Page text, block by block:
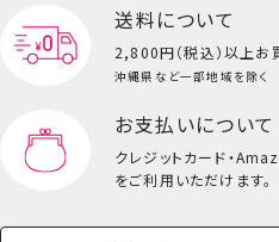
送料について
2,800円（税込）以上お
沖縄県など一部地域を除く
お支払いについて
クレジットカード・
をご利用いただけます。